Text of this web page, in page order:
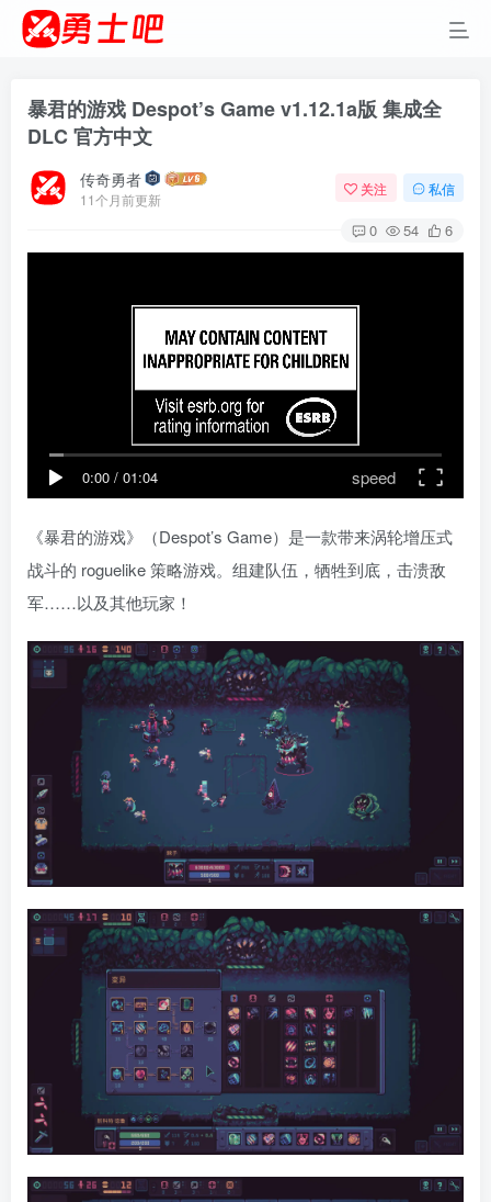
暴君的游戏 Despot’s Game v1.12.1a版 集成全
DLC 官方中文
传奇勇者
11个月前更新
关注 私信
0 54 6
0:00 / 01:04 speed
《暴君的游戏》（Despot’s Game）是一款带来涡轮增压式
战斗的 roguelike 策略游戏。组建队伍，牺牲到底，击溃敌
军……以及其他玩家！